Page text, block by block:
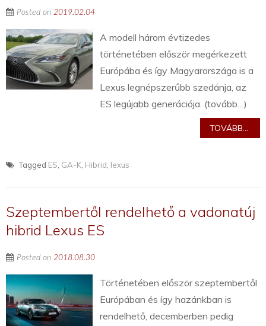
Posted on 2019.02.04
A modell három évtizedes
történetében először megérkezett
Európába és így Magyarországa is a
Lexus legnépszerűbb szedánja, az
ES legújabb generációja. (tovább…)
TOVÁBB...
Tagged ES GA-K Hibrid lexus
Szeptembertől rendelhető a vadonatúj
hibrid Lexus ES
Posted on 2018.08.30
Történetében először szeptembertől
Európában és így hazánkban is
rendelhető, decemberben pedig